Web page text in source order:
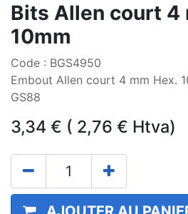
Bits Allen court 4
10mm
Code : BGS4950
Embout Allen court 4 mm Hex.
GS88
3,34 € ( 2,76 € Htva)